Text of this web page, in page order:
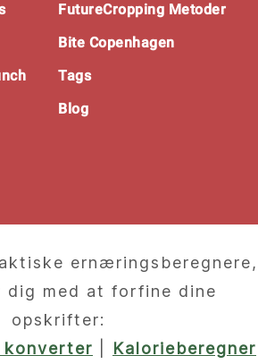
FutureCropping Metoder
Bite Copenhagen
Tags
Blog
ernæringsberegnere,
dig med at forfine dine
opskrifter:
Kalorieberegner